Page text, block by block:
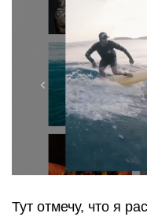
Тут отмечу, что я